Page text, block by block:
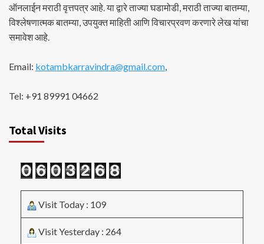
ऑनलाईन मराठी वृत्तपत्र आहे. या द्वारे ताज्या घडामोडी, मराठी ताज्या बातम्या,
विश्लेषणात्मक बातम्या, उपयुक्त माहिती आणि विचारप्रवण करणारे लेख यांचा
समावेश आहे.
Email: kotambkarravindra@gmail.com
Tel: +91 89991 04662
Total Visits
Visit Today : 109
Visit Yesterday : 264